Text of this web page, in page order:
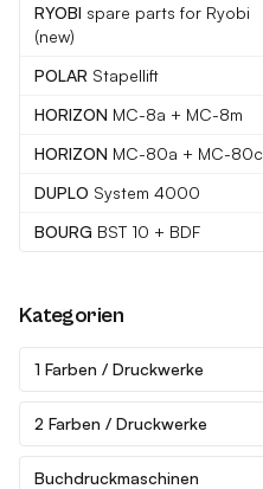
RYOBI spare parts for Ryobi
(new)
POLAR Stapellift
HORIZON MC-8a + MC-8m
HORIZON MC-80a + MC-80c
DUPLO System 4000
BOURG BST 10 + BDF
Kategorien
1 Farben / Druckwerke
2 Farben / Druckwerke
Buchdruckmaschinen